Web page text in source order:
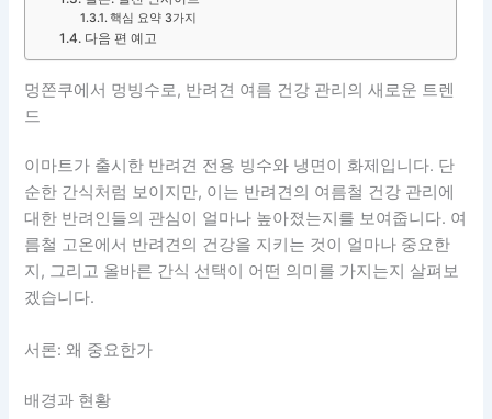
핵심 요약 3가지
다음 편 예고
멍쫀쿠에서 멍빙수로, 반려견 여름 건강 관리의 새로운 트렌
드
이마트가 출시한 반려견 전용 빙수와 냉면이 화제입니다. 단
순한 간식처럼 보이지만, 이는 반려견의 여름철 건강 관리에
대한 반려인들의 관심이 얼마나 높아졌는지를 보여줍니다. 여
름철 고온에서 반려견의 건강을 지키는 것이 얼마나 중요한
지, 그리고 올바른 간식 선택이 어떤 의미를 가지는지 살펴보
겠습니다.
서론: 왜 중요한가
배경과 현황